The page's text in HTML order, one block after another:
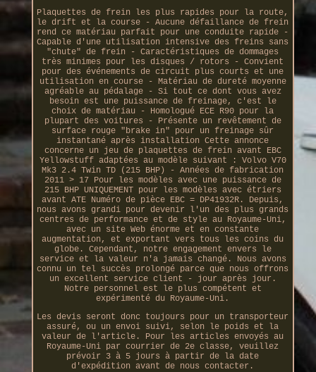
Plaquettes de frein les plus rapides pour la route,
le drift et la course - Aucune défaillance de frein
rend ce matériau parfait pour une conduite rapide -
Capable d'une utilisation intensive des freins sans
"chute" de frein - Caractéristiques de dommages
très minimes pour les disques / rotors - Convient
pour des événements de circuit plus courts et une
utilisation en course - Matériau de dureté moyenne
agréable au pédalage - Si tout ce dont vous avez
besoin est une puissance de freinage, c'est le
choix de matériau - Homologué ECE R90 pour la
plupart des voitures - Présente un revêtement de
surface rouge "brake in" pour un freinage sûr
instantané après installation Cette annonce
concerne un jeu de plaquettes de frein avant EBC
Yellowstuff adaptées au modèle suivant : Volvo V70
Mk3 2.4 Twin TD (215 BHP) - Années de fabrication
2011 > 17 Pour les modèles avec une puissance de
215 BHP UNIQUEMENT pour les modèles avec étriers
avant ATE Numéro de pièce EBC = DP41932R. Depuis,
nous avons grandi pour devenir l'un des plus grands
centres de performance et de style au Royaume-Uni,
avec un site Web énorme et en constante
augmentation, et exportant vers tous les coins du
globe. Cependant, notre engagement envers le
service et la valeur n'a jamais changé. Nous avons
connu un tel succès prolongé parce que nous offrons
un excellent service client - jour après jour.
Notre personnel est le plus compétent et
expérimenté du Royaume-Uni.
Les devis seront donc toujours pour un transporteur
assuré, ou un envoi suivi, selon le poids et la
valeur de l'article. Pour les articles envoyés au
Royaume-Uni par courrier de 2e classe, veuillez
prévoir 3 à 5 jours à partir de la date
d'expédition avant de nous contacter.